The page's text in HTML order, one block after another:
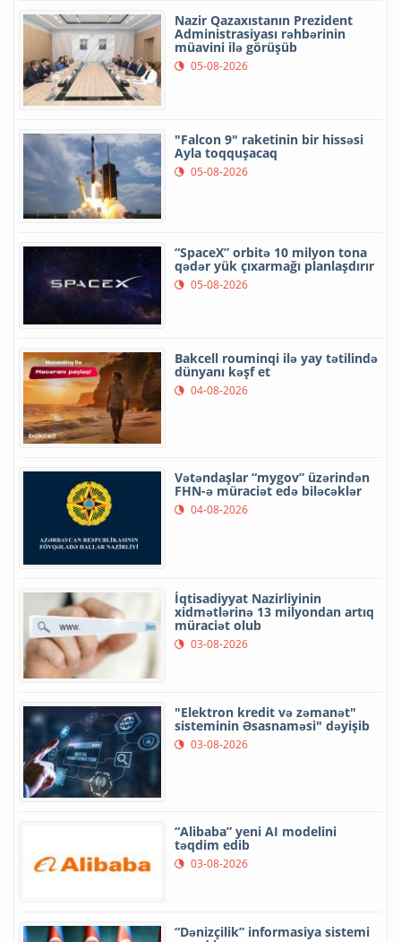
Nazir Qazaxıstanın Prezident
Administrasiyası rəhbərinin
müavini ilə görüşüb
05-08-2026
"Falcon 9" raketinin bir hissəsi
Ayla toqquşacaq
05-08-2026
“SpaceX” orbitə 10 milyon tona
qədər yük çıxarmağı planlaşdırır
05-08-2026
Bakcell rouminqi ilə yay tətilində
dünyanı kəşf et
04-08-2026
Vətəndaşlar “mygov” üzərindən
FHN-ə müraciət edə biləcəklər
04-08-2026
İqtisadiyyat Nazirliyinin
xidmətlərinə 13 milyondan artıq
müraciət olub
03-08-2026
"Elektron kredit və zəmanət"
sisteminin Əsasnaməsi" dəyişib
03-08-2026
“Alibaba” yeni AI modelini
təqdim edib
03-08-2026
“Dənizçilik” informasiya sistemi